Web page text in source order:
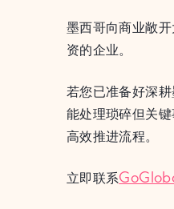
墨西哥向商业敞
资的企业。
若您已准备好深
能处理琐碎但关
高效推进流程。
立即联系